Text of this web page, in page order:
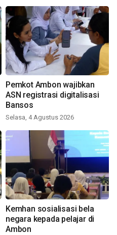
Pemkot Ambon wajibkan
ASN registrasi digitalisasi
Bansos
Selasa, 4 Agustus 2026
Kemhan sosialisasi bela
negara kepada pelajar di
Ambon